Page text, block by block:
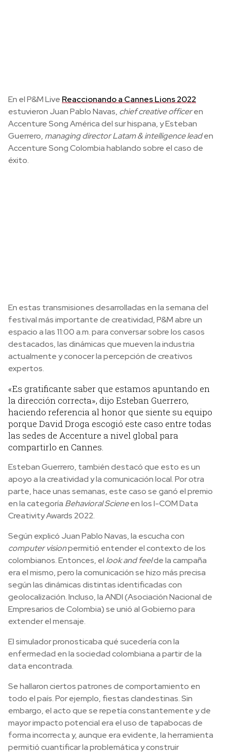
En el P&M Live Reaccionando a Cannes Lions 2022
estuvieron Juan Pablo Navas, chief creative officeren
Accenture Song América del sur hispana, y Esteban
Guerrero, managing director Latam & intelligence leaden
Accenture Song Colombia hablando sobre el caso de
éxito.
En estas transmisiones desarrolladas en la semana del
festival más importante de creatividad, P&M abre un
espacio a las 11:00 a.m. para conversar sobre los casos
destacados, las dinámicas que mueven la industria
actualmente y conocer la percepción de creativos
expertos.
«Es gratificante saber que estamos apuntando en
la dirección correcta», dijo Esteban Guerrero,
haciendo referencia al honor que siente su equipo
porque David Droga escogió este caso entre todas
las sedes de Accenture a nivel global para
compartirlo en Cannes.
Esteban Guerrero, también destacó que esto es un
apoyo a la creatividad y la comunicación local. Por otra
parte, hace unas semanas, este caso se ganó el premio
en la categoría Behavioral Scieneen los I-COM Data
Creativity Awards 2022.
Según explicó Juan Pablo Navas, la escucha con
computer visionpermitió entender el contexto de los
colombianos. Entonces, el look and feelde la campaña
era el mismo, pero la comunicación se hizo más precisa
según las dinámicas distintas identificadas con
geolocalización. Incluso, la ANDI (Asociación Nacional de
Empresarios de Colombia) se unió al Gobierno para
extender el mensaje.
El simulador pronosticaba qué sucedería con la
enfermedad en la sociedad colombiana a partir de la
data encontrada.
Se hallaron ciertos patrones de comportamiento en
todo el país. Por ejemplo, fiestas clandestinas. Sin
embargo, el acto que se repetía constantemente y de
mayor impacto potencial era el uso de tapabocas de
forma incorrecta y, aunque era evidente, la herramienta
permitió cuantificar la problemática y construir